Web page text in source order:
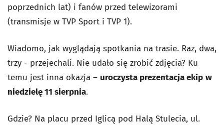
poprzednich lat) i fanów przed telewizorami
(transmisje w TVP Sport i TVP 1).
Wiadomo, jak wyglądają spotkania na trasie. Raz, dwa,
trzy - przejechali. Nie udało się zrobić zdjęcia? Ku
temu jest inna okazja – uroczysta prezentacja ekip w
niedzielę 11 sierpnia.
Gdzie? Na placu przed Iglicą pod Halą Stulecia, ul.